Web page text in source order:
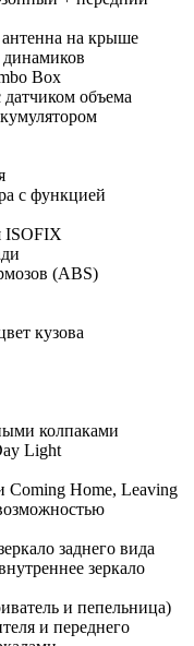
на крыше
Box
объема
с функцией
ISOFIX
(ABS)
кузова
колпаками
Light
Coming Home, Leaving
заднего вида
зеркало
и пепельница)
и переднего